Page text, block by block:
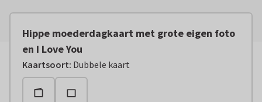
Hippe moederdagkaart met grote eigen foto
en I Love You
Kaartsoort: Dubbele kaart
Vanaf: € 2,99 excl. verzendkosten